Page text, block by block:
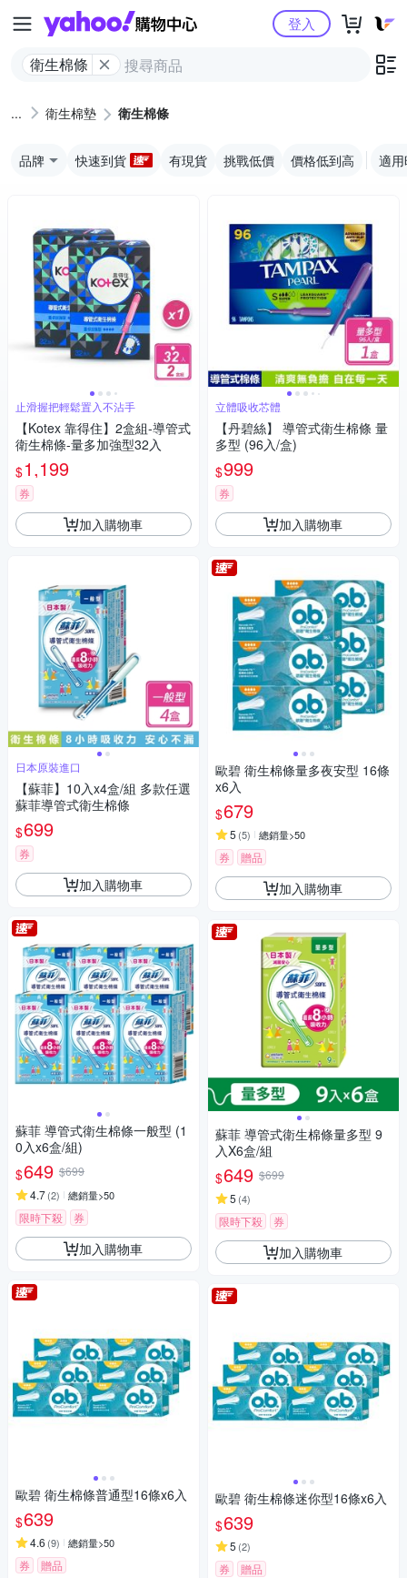
Yahoo購物中心
衛生棉條
登入
衛生棉墊 衛生棉條
品牌 快速到貨 有現貨 挑戰低價 價格低到高 適
止滑握把輕鬆置入不沾手
【Kotex 靠得住】2盒組-導管式
衛生棉條-量多加強型32入
$1,199
券
加入購物車
日本原裝進口
【蘇菲】10入x4盒/組 多款任選
蘇菲導管式衛生棉條
$699
券
加入購物車
蘇菲 導管式衛生棉條一般型 (1
0入x6盒/組)
$649 $699
4.7(2) 總銷量>50
限時下殺 券
加入購物車
歐碧 衛生棉條普通型16條x6入
$639
4.6 (9) 總銷量>50
券 贈品
立體吸收芯體
【丹碧絲】 導管式衛生棉條 量
多型 (96入/盒)
$999
券
加入購物車
歐碧 衛生棉條量多夜安型 16條
x6入
$679
5 (5) 總銷量>50
券 贈品
加入購物車
蘇菲 導管式衛生棉條量多型 9
入X6盒/組
$649 $699
5 (4)
限時下殺 券
加入購物車
歐碧 衛生棉條迷你型16條x6入
$639
5 (2)
券 贈品